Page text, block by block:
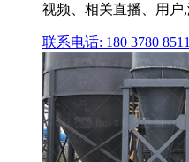
视频、相关直播、用户
联系电话: 180 3780 8511